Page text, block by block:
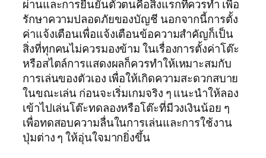
ผ่านและการยืนยันตัวตนคือสิ่งแรกที่ควรทำ เพื่อ
รักษาความปลอดภัยของบัญชี นอกจากนี้การตั้ง
ค่าแจ้งเตือนเพื่อแจ้งเตือนข้อความสำคัญก็เป็น
สิ่งที่ทุกคนไม่ควรมองข้าม ในเรื่องการตั้งค่าโต๊ะ
หรือสไตล์การแสดงผลก็ควรทำให้เหมาะสมกับ
การเล่นของตัวเอง เพื่อให้เกิดความสะดวกสบาย
ในขณะเล่น ก่อนจะเริ่มเกมจริง ๆ แนะนำให้ลอง
เข้าไปเล่นโต๊ะทดลองหรือโต๊ะที่มีวงเงินน้อย ๆ
เพื่อทดสอบความลื่นในการเล่นและการใช้งาน
ปุ่มต่าง ๆ ให้อุ่นใจมากยิ่งขึ้น